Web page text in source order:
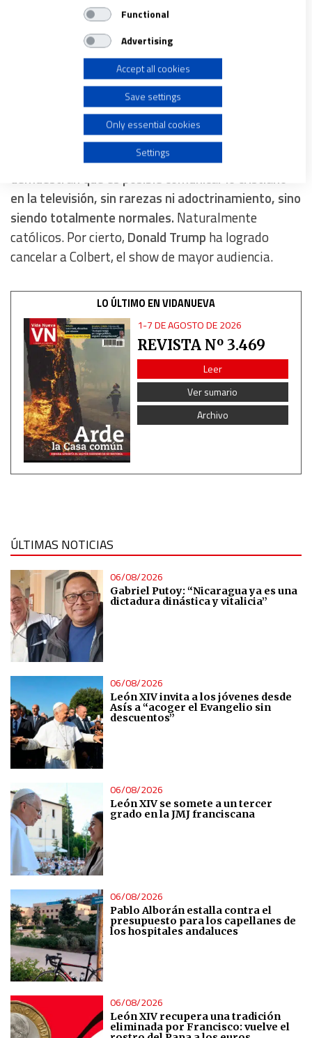
Colbert, Kimmel y Fallon no solo realizan una labor
masiva de difusión de una mirada católica sobre el
mundo y lo que ocurre, sino que lo hacen con gran
excelencia desde el punto de vista comunicativo,
analítico y humorístico, haciendo televisión de
máxima calidad y complejidad, con 200
profesionales preparando cada programa.
son grandes admiradores del papa Francisco y
demuestran que es posible comunicar lo cristiano
en la televisión, sin rarezas ni adoctrinamiento, sino
siendo totalmente normales. Naturalmente
católicos. Por cierto, Donald Trump ha logrado
cancelar a Colbert, el show de mayor audiencia.
LO ÚLTIMO EN VIDANUEVA
1-7 DE AGOSTO DE 2026
REVISTA Nº 3.469
Leer
Ver sumario
Archivo
ÚLTIMAS NOTICIAS
06/08/2026
Gabriel Putoy: “Nicaragua ya es una
dictadura dinástica y vitalicia”
06/08/2026
León XIV invita a los jóvenes desde
Asís a “acoger el Evangelio sin
descuentos”
06/08/2026
León XIV se somete a un tercer
grado en la JMJ franciscana
06/08/2026
Pablo Alborán estalla contra el
presupuesto para los capellanes de
los hospitales andaluces
06/08/2026
León XIV recupera una tradición
eliminada por Francisco: vuelve el
IAB processing purposes:
Use limited data to select advertising
Create profiles for personalised advertising
Use profiles to select personalised advertising
Create profiles to personalise content
Use profiles to select personalised content
Measure advertising performance
Measure content performance
Understand audiences through statistics or combinations
of data from different sources
Develop and improve services
Use limited data to select content
IAB Special Features:
Essential
Analytical
Advertising
Functional
Advertising
Accept all cookies
Save settings
Only essential cookies
Settings